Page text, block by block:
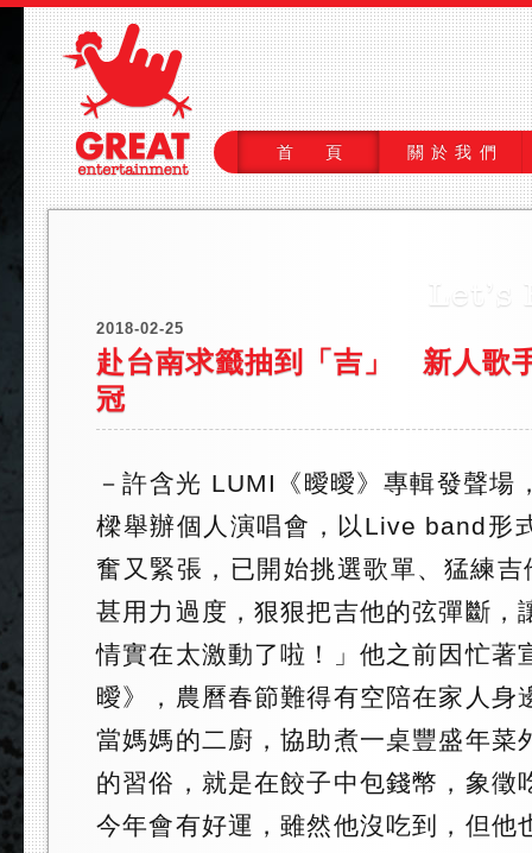
首 頁 關於我們
2018-02-25
赴台南求籤抽到「吉」 新人歌
冠
－許含光 LUMI《曖曖》專輯發聲場
樑舉辦個人演唱會，以Live band形
奮又緊張，已開始挑選歌單、猛練
甚用力過度，狠狠把吉他的弦彈斷，
情實在太激動了啦！」他之前因忙著
曖》，農曆春節難得有空陪在家人身
當媽媽的二廚，協助煮一桌豐盛年菜
的習俗，就是在餃子中包錢幣，象徵
今年會有好運，雖然他沒吃到，但他